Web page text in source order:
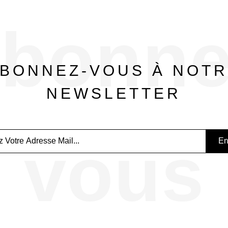
vous
VOUS À
NEWSLETTER